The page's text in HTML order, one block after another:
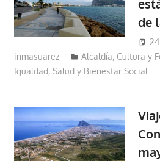
de
inmasuarez
Alcaldía, Cultura y
Igualdad, Salud y Bienestar Social